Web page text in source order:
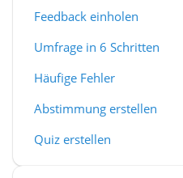
Feedback einholen
Umfrage in 6 Schritten
Häufige Fehler
Abstimmung erstellen
Quiz erstellen